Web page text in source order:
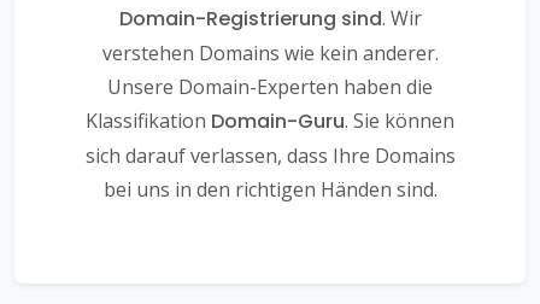
Domain-Registrierung sind. Wir
verstehen Domains wie kein anderer.
Unsere Domain-Experten haben die
Klassifikation Domain-Guru. Sie können
sich darauf verlassen, dass Ihre Domains
bei uns in den richtigen Händen sind.